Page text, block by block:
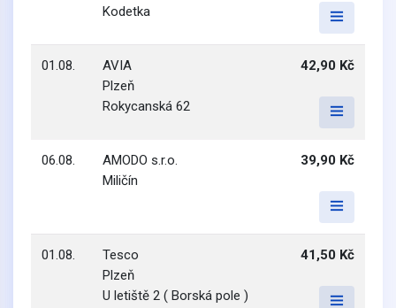
Kodetka
01.08.
AVIA
Plzeň
Rokycanská 62
42,90 Kč
06.08.
AMODO s.r.o.
Miličín
39,90 Kč
01.08.
Tesco
Plzeň
U letiště 2 ( Borská pole )
41,50 Kč